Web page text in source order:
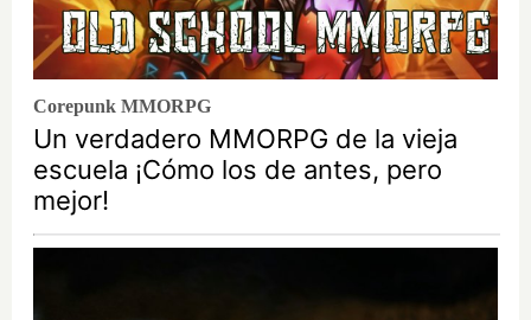
Corepunk MMORPG
Un verdadero MMORPG de la vieja
escuela ¡Cómo los de antes, pero
mejor!